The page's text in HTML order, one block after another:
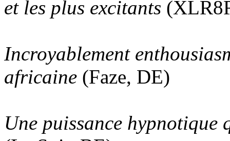
et les plus excitants
Incroyablement
africaine (Faze, DE)
Une puissance hypnotique